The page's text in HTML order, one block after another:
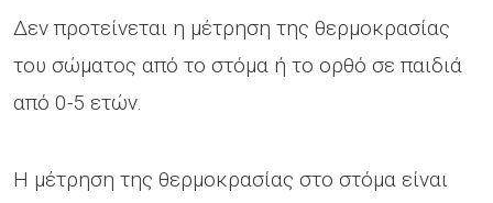
Δεν προτείνεται η μέτρηση της θερμοκρασίας
του σώματος από το στόμα ή το ορθό σε παιδιά
από 0-5 ετών.
Η μέτρηση της θερμοκρασίας στο στόμα είναι